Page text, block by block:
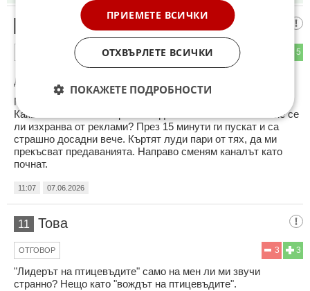
Краварско пони
5
До коментар
Моля???
Какви 200 милиона евро от бюджета бе? Телевизията не се
ли изхранва от реклами? През 15 минути ги пускат и са
страшно досадни вече. Къртят луди пари от тях, да ми
прекъсват предаванията. Направо сменям каналът като
почнат.
11:07 07.06.2026
11 Това
3
3
ОТГОВОР
"Лидерът на птицевъдите" само на мен ли ми звучи
странно? Нещо като "вождът на птицевъдите".
ПРИЕМЕТЕ ВСИЧКИ
ОТХВЪРЛЕТЕ ВСИЧКИ
ПОКАЖЕТЕ ПОДРОБНОСТИ